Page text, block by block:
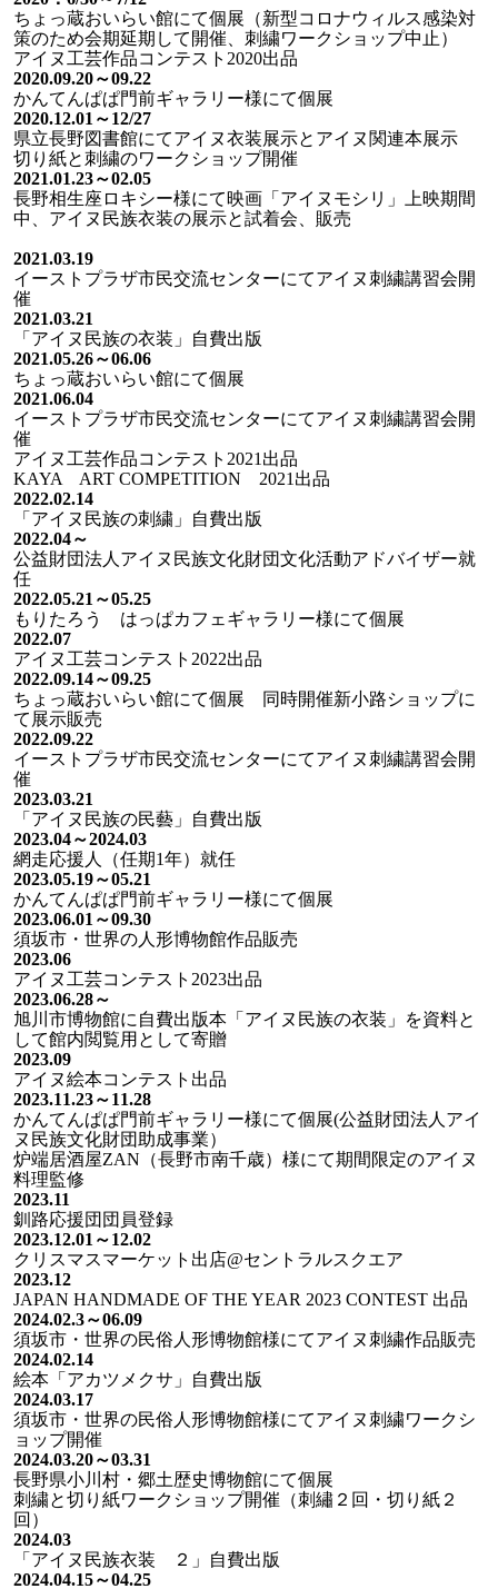
ちょっ蔵おいらい館にて個展（新型コロナウィルス感染対
策のため会期延期して開催、刺繍ワークショップ中止）
アイヌ工芸作品コンテスト2020出品
2020.09.20～09.22
かんてんぱぱ門前ギャラリー様にて個展
2020.12.01～12/27
県立長野図書館にてアイヌ衣装展示とアイヌ関連本展示
切り紙と刺繍のワークショップ開催
2021.01.23～02.05
長野相生座ロキシー様にて映画「アイヌモシリ」上映期間
中、アイヌ民族衣装の展示と試着会、販売
2021.03.19
イーストプラザ市民交流センターにてアイヌ刺繍講習会開
催
2021.03.21
「アイヌ民族の衣装」自費出版
2021.05.26～06.06
ちょっ蔵おいらい館にて個展
2021.06.04
イーストプラザ市民交流センターにてアイヌ刺繍講習会開
催
アイヌ工芸作品コンテスト2021出品
KAYA ART COMPETITION 2021出品
2022.02.14
「アイヌ民族の刺繍」自費出版
2022.04～
公益財団法人アイヌ民族文化財団文化活動アドバイザー就
任
2022.05.21～05.25
もりたろう はっぱカフェギャラリー様にて個展
2022.07
アイヌ工芸コンテスト2022出品
2022.09.14～09.25
ちょっ蔵おいらい館にて個展 同時開催新小路ショップに
て展示販売
2022.09.22
イーストプラザ市民交流センターにてアイヌ刺繍講習会開
催
2023.03.21
「アイヌ民族の民藝」自費出版
2023.04～2024.03
網走応援人（任期1年）就任
2023.05.19～05.21
かんてんぱぱ門前ギャラリー様にて個展
2023.06.01～09.30
須坂市・世界の人形博物館作品販売
2023.06
アイヌ工芸コンテスト2023出品
2023.06.28～
旭川市博物館に自費出版本「アイヌ民族の衣装」を資料と
して館内閲覧用として寄贈
2023.09
アイヌ絵本コンテスト出品
2023.11.23～11.28
かんてんぱぱ門前ギャラリー様にて個展(公益財団法人アイ
ヌ民族文化財団助成事業）
炉端居酒屋ZAN（長野市南千歳）様にて期間限定のアイヌ
料理監修
2023.11
釧路応援団団員登録
2023.12.01～12.02
クリスマスマーケット出店@セントラルスクエア
2023.12
JAPAN HANDMADE OF THE YEAR 2023 CONTEST 出品
2024.02.3～06.09
須坂市・世界の民俗人形博物館様にてアイヌ刺繍作品販売
2024.02.14
絵本「アカツメクサ」自費出版
2024.03.17
須坂市・世界の民俗人形博物館様にてアイヌ刺繍ワークシ
ョップ開催
2024.03.20～03.31
長野県小川村・郷土歴史博物館にて個展
刺繍と切り紙ワークショップ開催（刺繡２回・切り紙２
回）
2024.03
「アイヌ民族衣装 ２」自費出版
2024.04.15～04.25